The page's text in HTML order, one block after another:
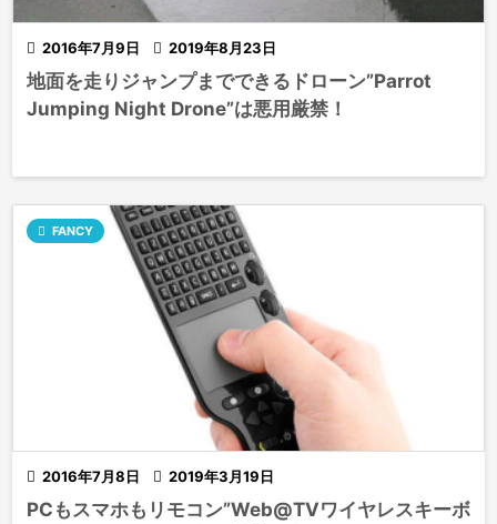
 2016年7月9日  2019年8月23日
地面を走りジャンプまでできるドローン”Parrot
Jumping Night Drone”は悪用厳禁！
 2016年7月8日  2019年3月19日
 FANCY
PCもスマホもリモコン”Web@TVワイヤレスキーボ